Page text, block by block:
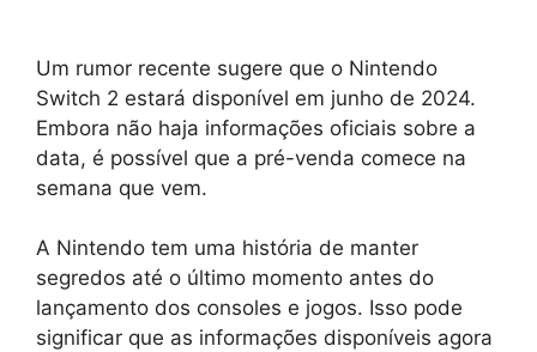
Um rumor recente sugere que o Nintendo
Switch 2 estará disponível em junho de 2024.
Embora não haja informações oficiais sobre a
data, é possível que a pré-venda comece na
semana que vem.
A Nintendo tem uma história de manter
segredos até o último momento antes do
lançamento dos consoles e jogos. Isso pode
significar que as informações disponíveis agora